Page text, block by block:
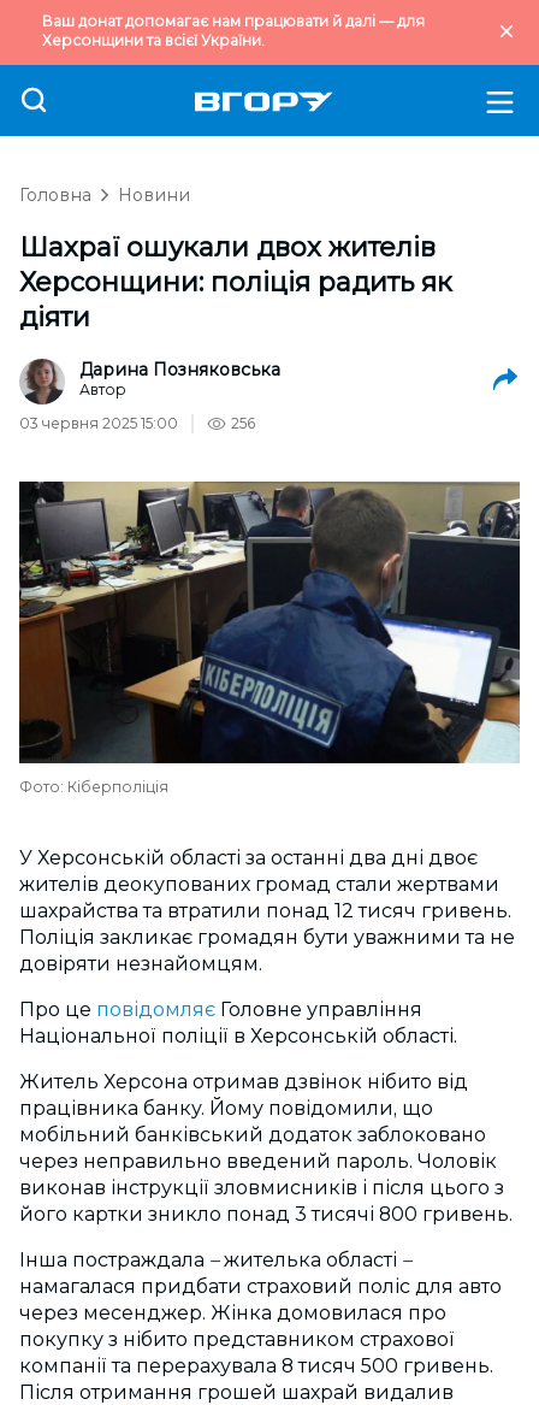
Ваш донат допомагає нам працювати й далі — для
Херсонщини та всієї України.
Головна Новини
Шахраї ошукали двох жителів
Херсонщини: поліція радить як
діяти
Дарина Позняковська
Автор
03 червня 2025 15:00
256
Фото: Кіберполіція
У Херсонській області за останні два дні двоє
жителів деокупованих громад стали жертвами
шахрайства та втратили понад 12 тисяч гривень.
Поліція закликає громадян бути уважними та не
довіряти незнайомцям.
Про це повідомляє Головне управління
Національної поліції в Херсонській області.
Житель Херсона отримав дзвінок нібито від
працівника банку. Йому повідомили, що
мобільний банківський додаток заблоковано
через неправильно введений пароль. Чоловік
виконав інструкції зловмисників і після цього з
його картки зникло понад 3 тисячі 800 гривень.
Інша постраждала –жителька області –
намагалася придбати страховий поліс для авто
через месенджер. Жінка домовилася про
покупку з нібито представником страхової
компанії та перерахувала 8 тисяч 500 гривень.
Після отримання грошей шахрай видалив